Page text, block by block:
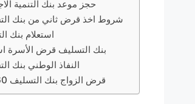
حجز موعد بنك التنمية
شروط اخذ قرض ثاني من بنك
استعلام بنك
بنك التسليف قرض الأسرة
النفاذ الوطني بنك
قرض الزواج بنك التسليف 60 ألف